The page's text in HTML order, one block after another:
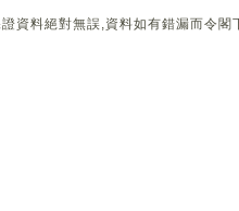
資料絕對無誤,資料如有錯漏而令閣